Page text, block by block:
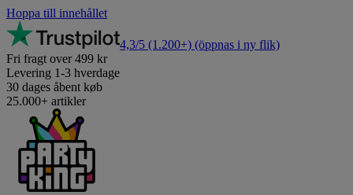
Hoppa till innehållet
4,3/5 (1.200+) (öppnas i ny flik)
Fri fragt over 499 kr
Levering 1-3 hverdage
30 dages åbent køb
25.000+ artikler